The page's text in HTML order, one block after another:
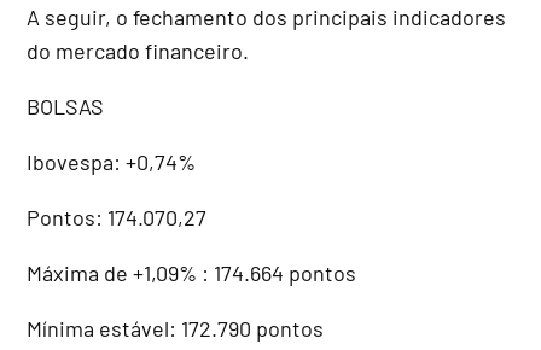
A seguir, o fechamento dos principais indicadores
do mercado financeiro.
BOLSAS
Ibovespa: +0,74%
Pontos: 174.070,27
Máxima de +1,09% : 174.664 pontos
Mínima estável: 172.790 pontos